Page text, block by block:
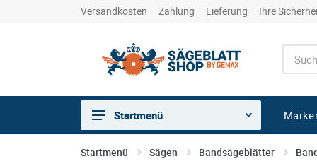
Versandkosten Zahlung Lieferung Ihre
Sägen
Startmenü
Startmenü Sägen Bandsägeblätter